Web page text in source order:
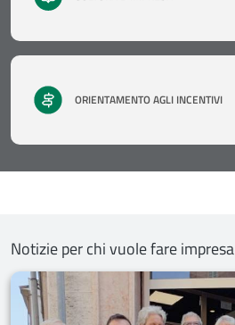
ORIENTAMENTO AGLI INCENTIVI
Notizie per chi vuole fare impresa